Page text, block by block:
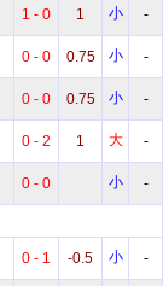
1 - 0 1 小
-
0 - 0 0.75 小
-
0 - 0 0.75 小
-
0 - 2 1 大
-
0 - 0 小 -
0 - 1 -0.5 小
-